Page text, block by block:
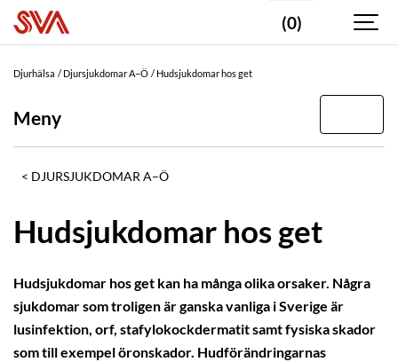
(0)
Djurhälsa Djursjukdomar A–Ö Hudsjukdomar hos get
Meny
DJURSJUKDOMAR A–Ö
Hudsjukdomar hos get
Hudsjukdomar hos get kan ha många olika orsaker. Några
sjukdomar som troligen är ganska vanliga i Sverige är
lusinfektion, orf, stafylokockdermatit samt fysiska skador
som till exempel öronskador. Hudförändringarnas